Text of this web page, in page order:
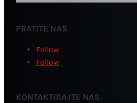
PRATITE NAS
Follow
Follow
KONTAKTIRAJTE NAS